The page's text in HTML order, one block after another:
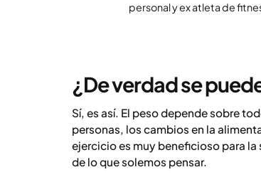
personal y ex atleta de
¿De verdad se
Sí, es así. El peso depende sobre
personas, los cambios en la
ejercicio es muy beneficioso para
de lo que solemos pensar.